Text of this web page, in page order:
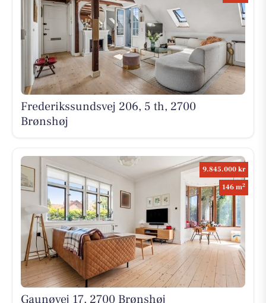
Frederikssundsvej 206, 5 th, 2700
Brønshøj
9.845.000 kr
146 m2
Gaunøvej 17, 2700 Brønshøj